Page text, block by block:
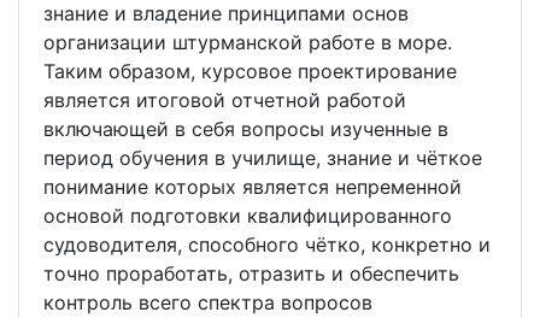
знание и владение принципами основ
организации штурманской работе в море.
Таким образом, курсовое проектирование
является итоговой отчетной работой
включающей в себя вопросы изученные в
период обучения в училище, знание и чёткое
понимание которых является непременной
основой подготовки квалифицированного
судоводителя, способного чётко, конкретно и
точно проработать, отразить и обеспечить
контроль всего спектра вопросов